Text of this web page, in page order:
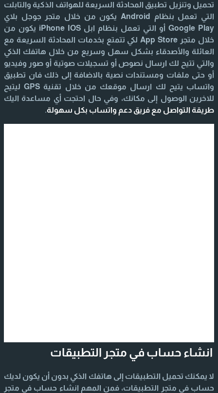
تحميل وتنزيل تطبيق المحادثة السريعة للهواتف الذكية والتابلت
التي تعمل بنظام Android يكون من خلال متجر جوجل بلاي
Google Play أو التي تعمل بنظام ابل iPhone IOS يكون من
خلال متجر App Store لكي تتمتع بخدمات المحادثة السريعة مع
العائلة والأصدقاء بشكل سهل وسريع من خلال هاتفك الذكي
والتي تتيح لك ارسال نصوص أو تسجيلات صوتية أو صور وفيديو
أو حتى ملفات ومستندات نصية بالاضافة إلى ذلك فان تطبيق
واتساب يتيح لك ارسال موقعك من خلال تقنية GPS ليتيح
للاخرين الوصول إلى مكانك، وفي حال احتجت أي مساعدة اليك
طريقة التواصل مع فريق دعم واتساب بكل سهولة.
انشاء حساب في متجر التطبيقات
لا يمكنك تحميل التطبيقات إلى هاتفك الذكي بدون أن يكون لديك
حساب في متجر التطبيقات، فمن المهم انشاء حساب في متجر